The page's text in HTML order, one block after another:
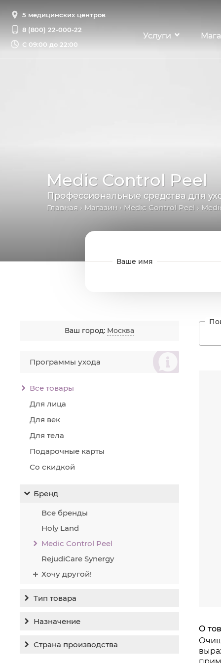
5 медицинских центров
8 (800) 22-000-22
С 09:00 до 22:00
Услуги
Medic Control Peel
Профессиональные средства для
Главная › Магазин › Medic Control Peel ›
Ваш город: Москва
စ
Программы ухода
Все товары
Для лица
Для век
Для тела
Подарочные карты
Со скидкой
Бренд
Все бренды
Holy Land
Medic Control Peel
RejudiCare Synergy
Хочу другой!
Тип товара
Концентрат
Назначение
Страна производства
О